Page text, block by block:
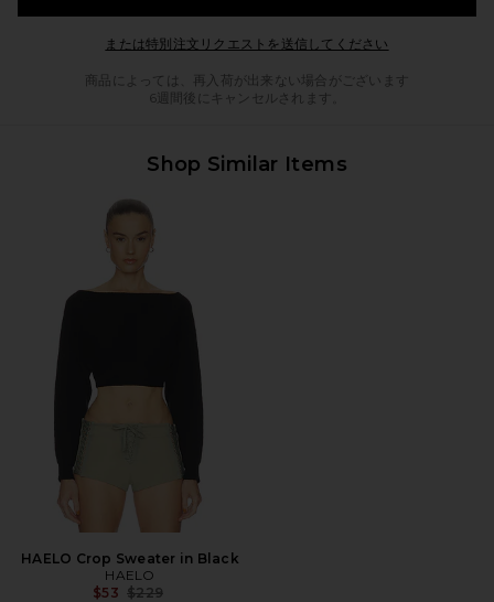
または特別注文リクエストを送信してください
商品によっては、再入荷が出来ない場合がございます
6週間後にキャンセルされます。
Shop Similar Items
HAELO Crop Sweater in Black
HAELO
$53 前の価格:
$229